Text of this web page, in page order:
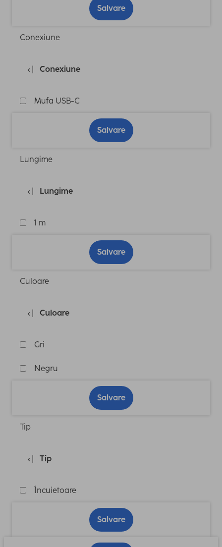
Salvare
Conexiune
Conexiune
Mufa USB-C
Salvare
Lungime
Lungime
1 m
Salvare
Culoare
Culoare
Gri
Negru
Salvare
Tip
Tip
Încuietoare
Salvare